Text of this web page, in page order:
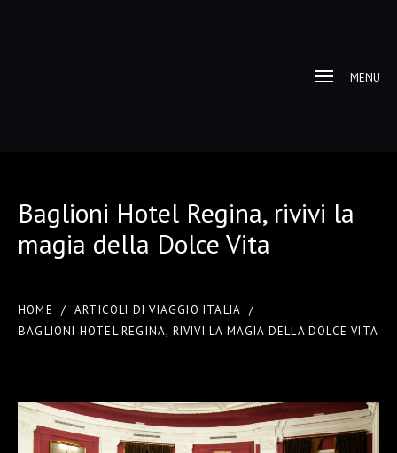
MENU
Baglioni Hotel Regina, rivivi la
magia della Dolce Vita
HOME / ARTICOLI DI VIAGGIO ITALIA
/
BAGLIONI HOTEL REGINA, RIVIVI LA MAGIA DELLA DOLCE VITA